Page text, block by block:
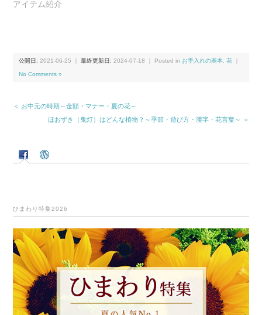
アイテム紹介
公開日:2021-06-25 ｜最終更新日:2024-07-18 ｜ Posted in お手入れの基本 ,花
No Comments »
＜ お中元の時期～金額・マナー・夏の花～
ほおずき（鬼灯）はどんな植物？～季節・遊び方・漢字・花言葉～ ＞
ひまわり特集2026